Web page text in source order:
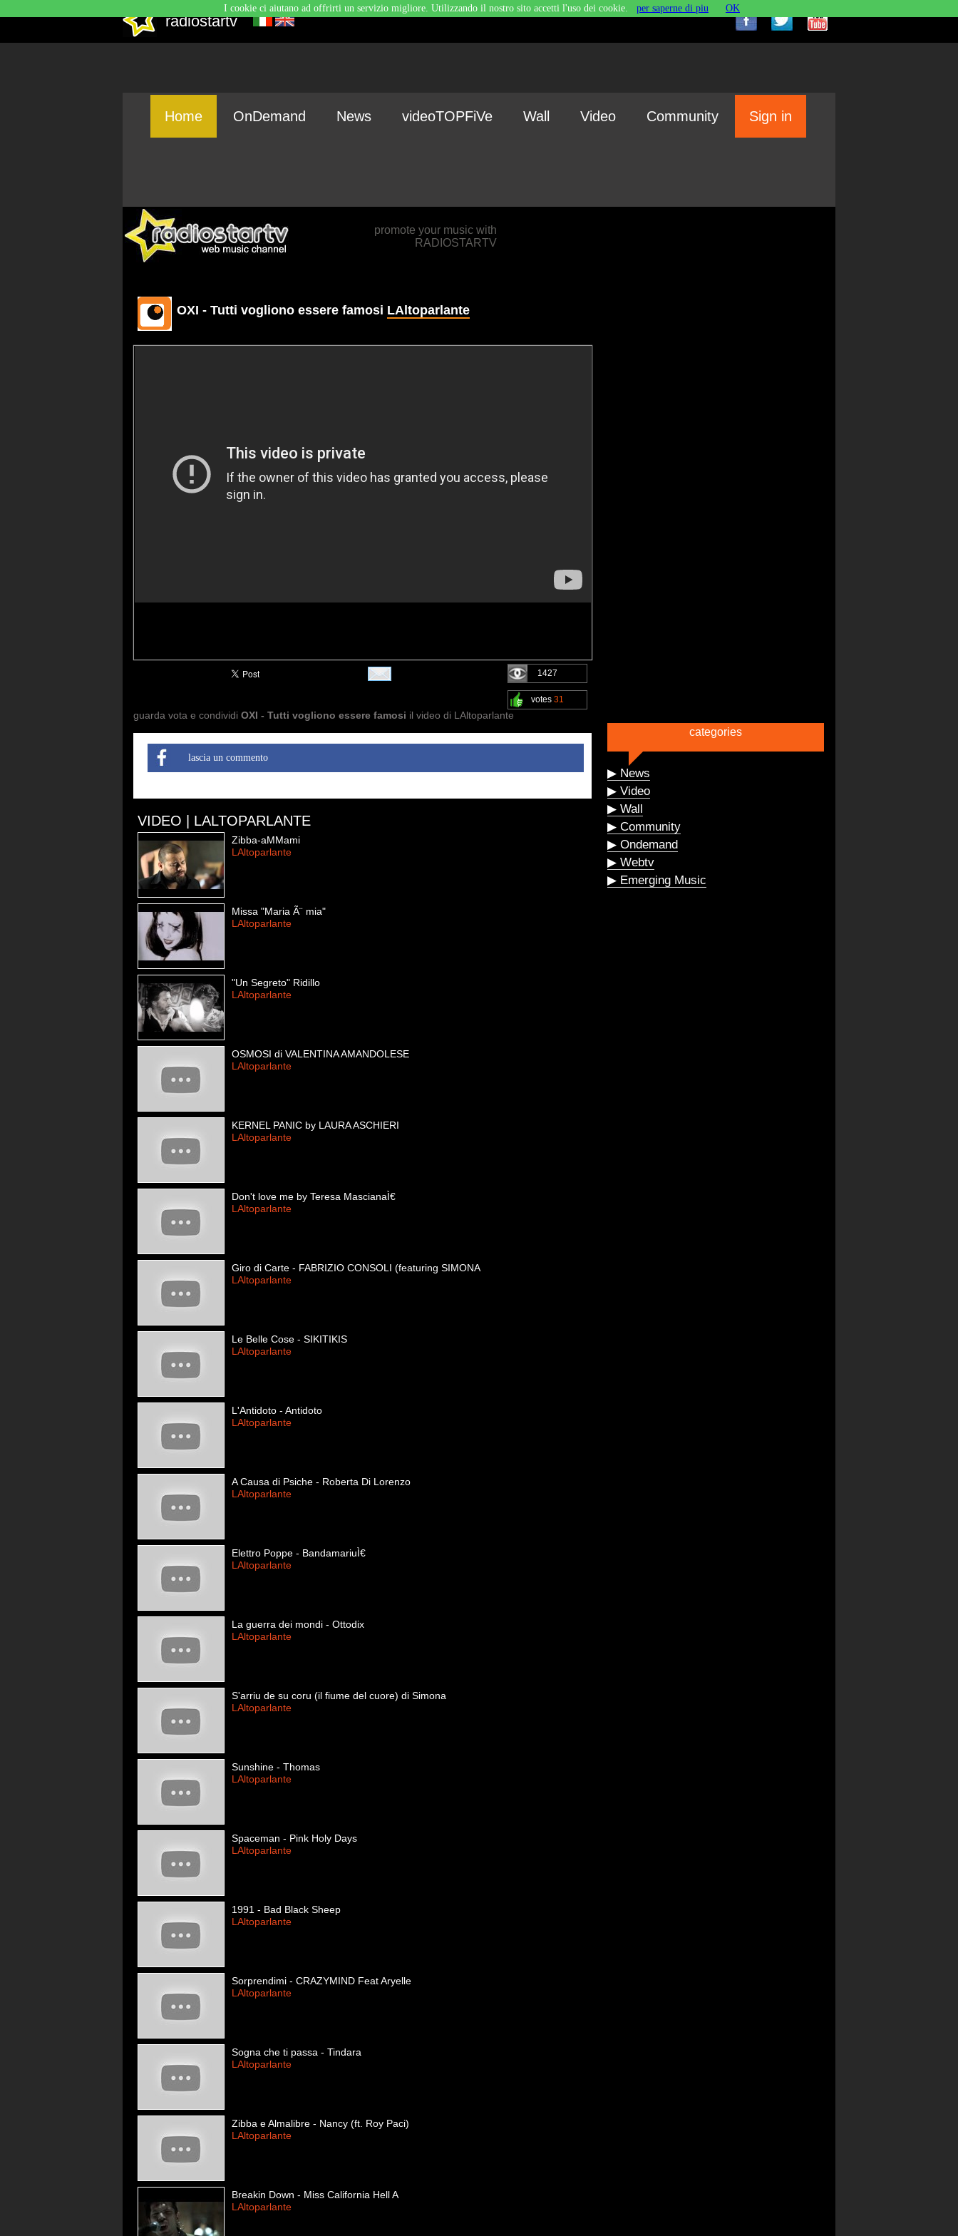
radiostartv
Home OnDemand News videoTOPFiVe Wall Video Community Sign in
promote your music with
RADIOSTARTV
OXI - Tutti vogliono essere famosi LAltoparlante
1427
votes 31
guarda vota e condividi OXI - Tutti vogliono essere famosi il video di LAltoparlante
lascia un commento
VIDEO | LALTOPARLANTE
Zibba-aMMami
LAltoparlante
Missa "Maria Ã¨ mia"
LAltoparlante
"Un Segreto" Ridillo
LAltoparlante
OSMOSI di VALENTINA AMANDOLESE
LAltoparlante
KERNEL PANIC by LAURA ASCHIERI
LAltoparlante
Don't love me by Teresa MascianaÌ€
LAltoparlante
Giro di Carte - FABRIZIO CONSOLI (featuring SIMONA
LAltoparlante
Le Belle Cose - SIKITIKIS
LAltoparlante
L'Antidoto - Antidoto
LAltoparlante
A Causa di Psiche - Roberta Di Lorenzo
LAltoparlante
Elettro Poppe - BandamariuÌ€
LAltoparlante
La guerra dei mondi - Ottodix
LAltoparlante
S'arriu de su coru (il fiume del cuore) di Simona
LAltoparlante
Sunshine - Thomas
LAltoparlante
Spaceman - Pink Holy Days
LAltoparlante
1991 - Bad Black Sheep
LAltoparlante
Sorprendimi - CRAZYMIND Feat Aryelle
LAltoparlante
Sogna che ti passa - Tindara
LAltoparlante
Zibba e Almalibre - Nancy (ft. Roy Paci)
LAltoparlante
Breakin Down - Miss California Hell A
LAltoparlante
categories
▶ News
▶ Video
▶ Wall
▶ Community
▶ Ondemand
▶ Webtv
▶ Emerging Music
I cookie ci aiutano ad offrirti un servizio migliore. Utilizzando il nostro sito accetti l'uso dei cookie. per saperne di piu OK